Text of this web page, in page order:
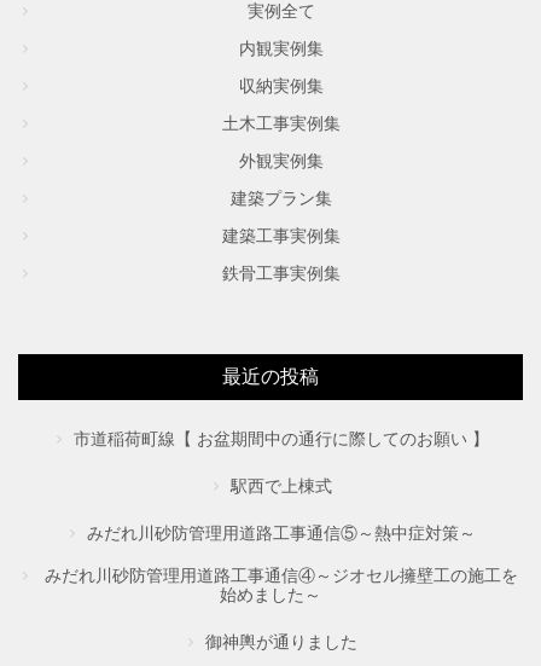
実例全て
内観実例集
収納実例集
土木工事実例集
外観実例集
建築プラン集
建築工事実例集
鉄骨工事実例集
最近の投稿
市道稲荷町線【 お盆期間中の通行に際してのお願い 】
駅西で上棟式
みだれ川砂防管理用道路工事通信⑤～熱中症対策～
みだれ川砂防管理用道路工事通信④～ジオセル擁壁工の施工を
始めました～
御神輿が通りました